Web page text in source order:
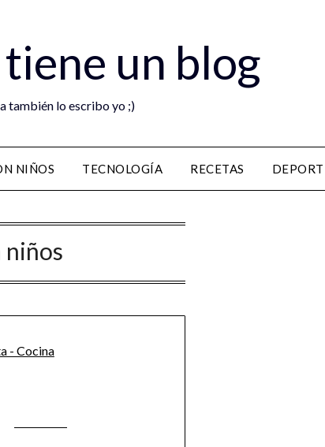
un blog
también lo escribo yo ;)
NIÑOS TECNOLOGÍA RECETAS
niños